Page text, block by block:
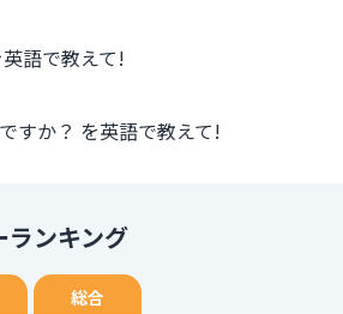
語で教えて!
すか？ を英語で教えて!
ランキング
総合